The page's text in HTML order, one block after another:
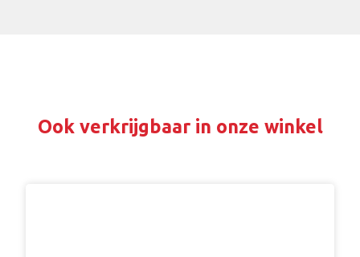
Ook verkrijgbaar in onze winkel